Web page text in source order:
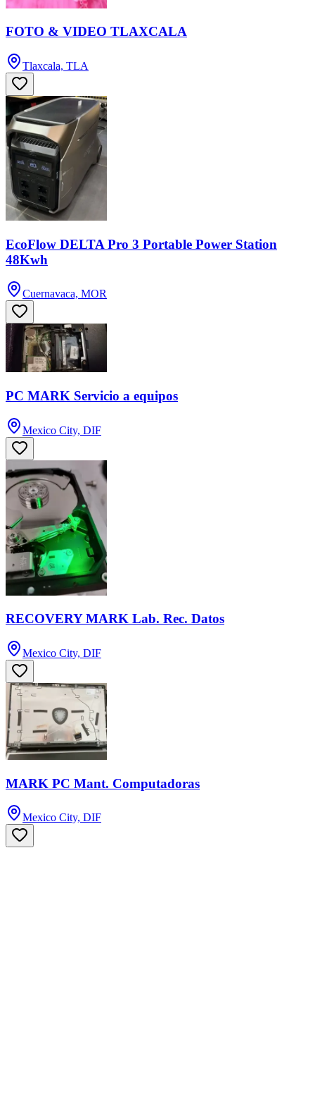
FOTO & VIDEO TLAXCALA
Tlaxcala, TLA
EcoFlow DELTA Pro 3 Portable Power Station
48Kwh
Cuernavaca, MOR
PC MARK Servicio a equipos
Mexico City, DIF
RECOVERY MARK Lab. Rec. Datos
Mexico City, DIF
MARK PC Mant. Computadoras
Mexico City, DIF